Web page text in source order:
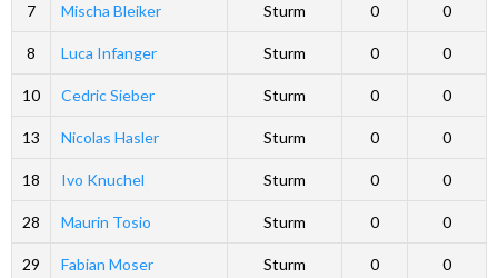
7 Mischa Bleiker Sturm 0 0
8 Luca Infanger Sturm 0 0
10 Cedric Sieber Sturm 0 0
13 Nicolas Hasler Sturm 0 0
18 Ivo Knuchel Sturm 0 0
28 Maurin Tosio Sturm 0 0
29 Fabian Moser Sturm 0 0